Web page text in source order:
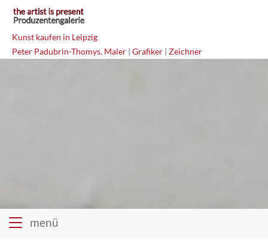
Kunst kaufen in Leipzig
Peter Padubrin-Thomys, Maler | Grafiker | Zeichner
menü